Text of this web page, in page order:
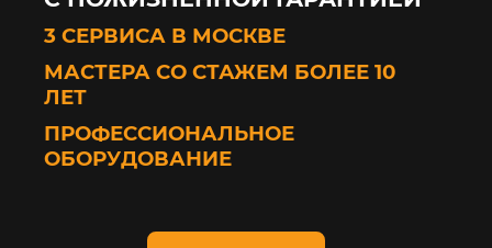
3 СЕРВИСА В МОСКВЕ
МАСТЕРА СО СТАЖЕМ БОЛЕЕ 10
ЛЕТ
ПРОФЕССИОНАЛЬНОЕ
ОБОРУДОВАНИЕ